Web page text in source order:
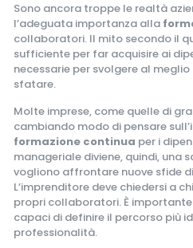
Sono ancora troppe le realtà
l’adeguata importanza alla
collaboratori. Il mito secondo il
sufficiente per far acquisire ai
necessarie per svolgere al
sfatare.
Molte imprese, come quelle di
cambiando modo di pensare
formazione continua per i
manageriale diviene, quindi, una
vogliono affrontare nuove sfide
L’imprenditore deve chiedersi a
propri collaboratori. È
capaci di definire il percorso più
professionalità.